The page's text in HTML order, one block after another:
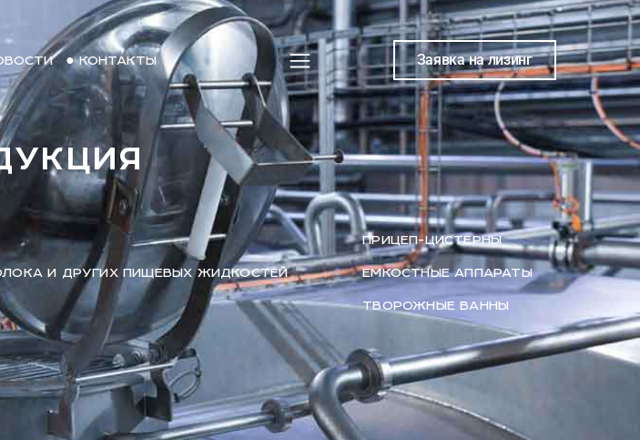
● КОНТАКТЫ Заявка на лизинг
И ДРУГИХ ПИЩЕВЫХ ЖИДКОСТЕЙ
ПРИЦЕП-ЦИСТЕРНЫ
ЕМКОСТНЫЕ АППАРАТЫ
ТВОРОЖНЫЕ ВАННЫ